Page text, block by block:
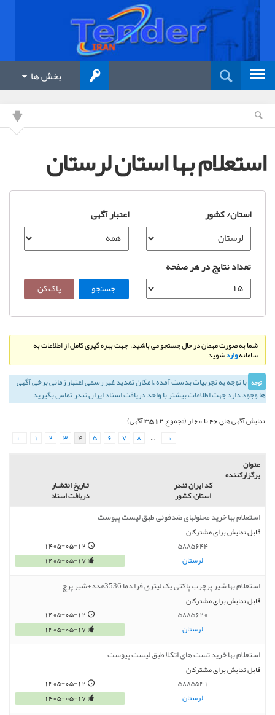
بخش ها
استعلام بها استان لرستان
استان/ کشور اعتبار آگهی
تعداد نتایج در هر صفحه
شما به صورت مهمان در حال جستجو می باشید، جهت بهره گیری کامل از اطلاعات به
سامانهواردشوید
توجه با توجه به تجربيات بدست آمده ،‌امكان تمديد غير رسمی اعتبار زمانی برخی آگهی
ها وجود دارد جهت اطلاعات بیشتر با واحد دریافت اسناد ایران تندر تماس بگیرید
نمایش آگهی های 46 تا 60 از (مجموع 3512آگهی)
←
1 2 3 4 5 6 7 8 … →
عنوان
برگزارکننده
کد ایران تندر
استان، کشور
تـاريخ انتشـار
دریافت اسناد
استعلام بها خرید محلولهای ضدفونی طبق لیست پیوست
قابل نمایش برای مشترکان
5885644
لرستان
1405-05-12
1405-05-17
استعلام بها شیر پرچرب پاکتی یک لیتری فرا دما 3536عدد+شیر پرچ
قابل نمایش برای مشترکان
5885620
لرستان
1405-05-12
1405-05-17
استعلام بها خرید تست های اتکلا طبق لیست پیوست
قابل نمایش برای مشترکان
5885541
لرستان
1405-05-12
1405-05-17